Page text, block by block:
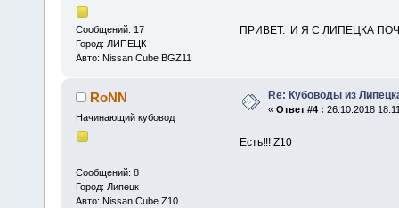
Сообщений: 17
Город: ЛИПЕЦК
Авто: Nissan Cube BGZ11
ПРИВЕТ. И Я С ЛИПЕЦКА
RoNN
Начинающий кубовод
Сообщений: 8
Город: Липецк
Авто: Nissan Cube Z10
Re: Кубоводы из
« Ответ #4 : 26.10.2018
Есть!!! Z10